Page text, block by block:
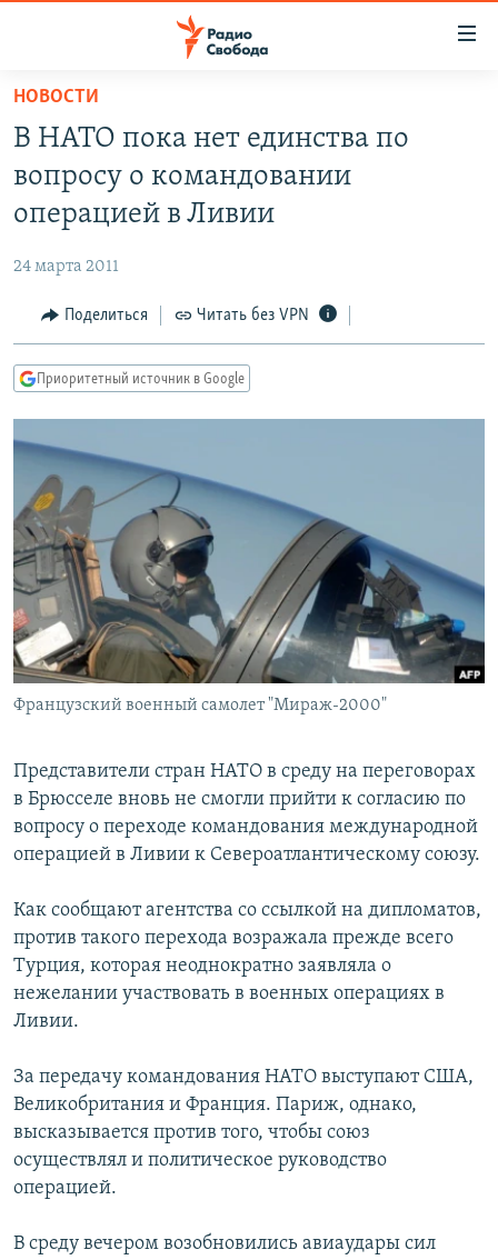
упрощенного
доступа
основному
Вернутся
Вернутся
поиску
АВТОРСКИЕ ПРОЕКТЫ
МНЕНИЯ
КУЛЬТУРА
КАВКАЗ.РЕАЛИИ
СЕВЕР.РЕАЛИИ
СИБИРЬ.РЕАЛИИ
РАСПИСАНИЕ ВЕЩАНИЯ
ПОДПИШИТЕСЬ НА РАССЫЛКУ
СОЦИАЛЬНЫЕ СЕТИ
Все сайты РСЕ/РС
НОВОСТИ
В НАТО пока нет единства по
вопросу о командовании
операцией в Ливии
24 марта 2011
Поделиться Читать без VPN
Приоритетный источник в Google
Французский военный самолет "Мираж-2000"
Представители стран НАТО в среду на переговорах
в Брюсселе вновь не смогли прийти к согласию по
вопросу о переходе командования международной
операцией в Ливии к Североатлантическому союзу.
Как сообщают агентства со ссылкой на дипломатов,
против такого перехода возражала прежде всего
Турция, которая неоднократно заявляла о
нежелании участвовать в военных операциях в
Ливии.
За передачу командования НАТО выступают США,
Великобритания и Франция. Париж, однако,
высказывается против того, чтобы союз
осуществлял и политическое руководство
операцией.
В среду вечером возобновились авиаудары сил